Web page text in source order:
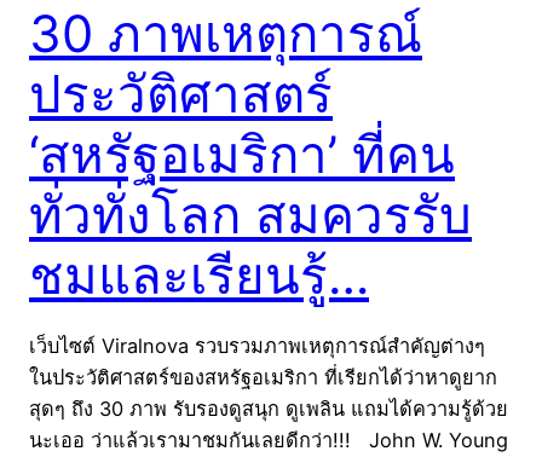
30 ภาพเหตุการณ์
ประวัติศาสตร์
‘สหรัฐอเมริกา’ ที่คน
ทั่วทั่งโลก สมควรรับ
ชมและเรียนรู้…
เว็บไซต์ Viralnova รวบรวมภาพเหตุการณ์สำคัญต่างๆ
ในประวัติศาสตร์ของสหรัฐอเมริกา ที่เรียกได้ว่าหาดูยาก
สุดๆ ถึง 30 ภาพ รับรองดูสนุก ดูเพลิน แถมได้ความรู้ด้วย
นะเออ ว่าแล้วเรามาชมกันเลยดีกว่า!!! John W. Young